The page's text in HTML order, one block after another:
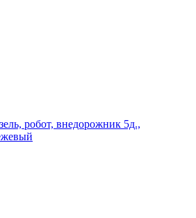
робот, внедорожник 5д.,